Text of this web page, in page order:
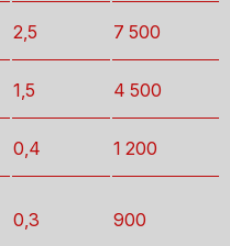
2,5 7 500
1,5 4 500
0,4 1 200
0,3 900